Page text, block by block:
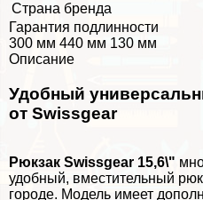
Страна бренда
Гарантия подлинности
300 мм 440 мм 130 мм
Описание
Удобный
от Swissgear
Рюкзак Swissgear 15,6\"
удобный, вместительный
городе. Модель имеет